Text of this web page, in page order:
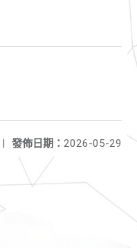
發佈日期： 2026-05-29
|